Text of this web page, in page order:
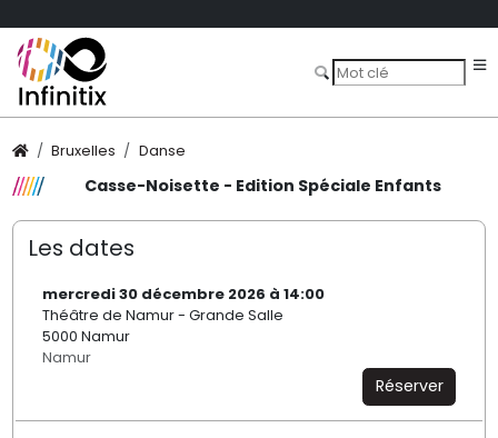
Bruxelles Danse
Casse-Noisette - Edition Spéciale Enfants
Les dates
mercredi 30 décembre 2026 à 14:00
Théâtre de Namur - Grande Salle
5000 Namur
Namur
Réserver